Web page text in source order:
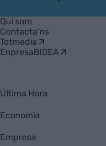
Empresa
Qui som
Contacta'ns
Totmedia
EnpresaBIDEA
Última Hora
Economia
Empresa